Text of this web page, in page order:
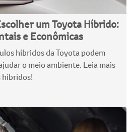
um Toyota Híbrido:
e Econômicas
híbridos da Toyota podem
o meio ambiente. Leia mais
híbridos!